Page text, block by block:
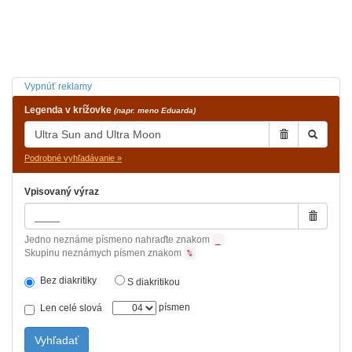
Vypnúť reklamy
Legenda v krížovke (napr. meno Eduarda)
Podrobné vyhľadávanie »
Vpisovaný výraz
Jedno neznáme písmeno nahraďte znakom
Skupinu neznámych písmen znakom %
Bez diakritiky S diakritikou
Len celé slová písmen
Vyhľadať